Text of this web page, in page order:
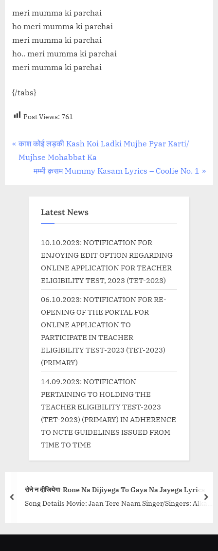
meri mumma ki parchai
ho meri mumma ki parchai
meri mumma ki parchai
ho.. meri mumma ki parchai
meri mumma ki parchai
{/tabs}
Post Views: 761
Post
navigation
P
r
काश कोई लड़की Kash Koi Ladki Mujhe Pyar Karti/
Mujhse Mohabbat Ka
N
मम्मी क़सम Mummy Kasam Lyrics – Coolie No. 1
Latest News
10.10.2023: NOTIFICATION FOR
ENJOYING EDIT OPTION REGARDING
ONLINE APPLICATION FOR TEACHER
ELIGIBILITY TEST, 2023 (TET-2023)
06.10.2023: NOTIFICATION FOR RE-
OPENING OF THE PORTAL FOR
ONLINE APPLICATION TO
PARTICIPATE IN TEACHER
ELIGIBILITY TEST-2023 (TET-2023)
(PRIMARY)
14.09.2023: NOTIFICATION
PERTAINING TO HOLDING THE
TEACHER ELIGIBILITY TEST-2023
(TET-2023) (PRIMARY) IN ADHERENCE
TO NCTE GUIDELINES ISSUED FROM
TIME TO TIME
Na Jayega Lyrics
Singers: Alka
अश्लील Ashleel
Song Title : Ashleel Lyrics Movie:
prev